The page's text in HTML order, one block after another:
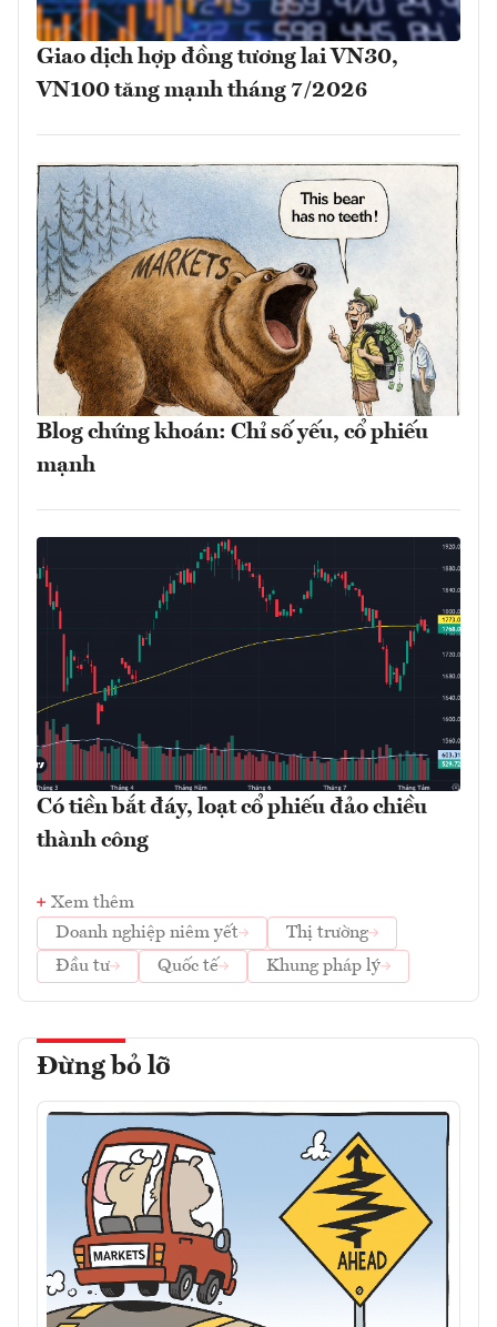
Giao dịch hợp đồng tương lai VN30,
VN100 tăng mạnh tháng 7/2026
Blog chứng khoán: Chỉ số yếu, cổ phiếu
mạnh
Có tiền bắt đáy, loạt cổ phiếu đảo chiều
thành công
Xem thêm
Doanh nghiệp niêm yết
Thị trường
Đầu tư
Quốc tế Khung pháp lý
Đừng bỏ lỡ